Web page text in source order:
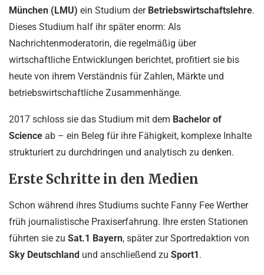
München (LMU) ein Studium der Betriebswirtschaftslehre.
Dieses Studium half ihr später enorm: Als
Nachrichtenmoderatorin, die regelmäßig über
wirtschaftliche Entwicklungen berichtet, profitiert sie bis
heute von ihrem Verständnis für Zahlen, Märkte und
betriebswirtschaftliche Zusammenhänge.
2017 schloss sie das Studium mit dem Bachelor of
Science ab – ein Beleg für ihre Fähigkeit, komplexe Inhalte
strukturiert zu durchdringen und analytisch zu denken.
Erste Schritte in den Medien
Schon während ihres Studiums suchte Fanny Fee Werther
früh journalistische Praxiserfahrung. Ihre ersten Stationen
führten sie zu Sat.1 Bayern, später zur Sportredaktion von
Sky Deutschland und anschließend zu Sport1 .